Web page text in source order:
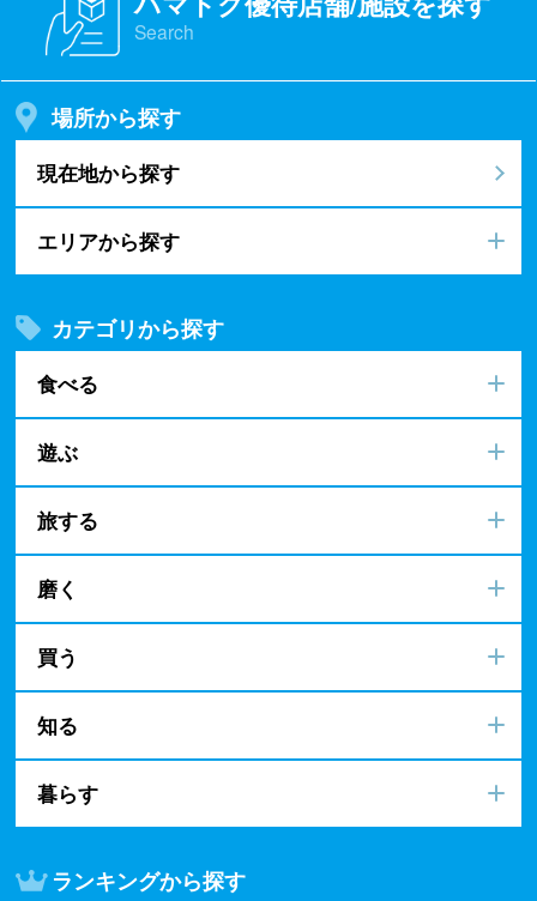
Search
場所から探す
現在地から探す
エリアから探す
カテゴリから探す
食べる
遊ぶ
旅する
磨く
買う
知る
暮らす
ランキングから探す